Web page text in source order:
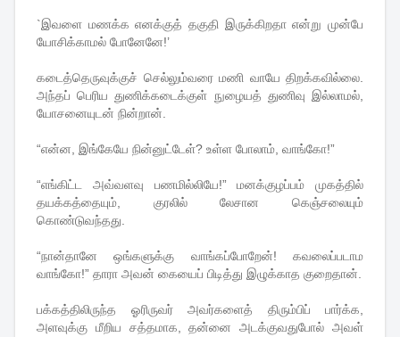
`இவளை மணக்க எனக்குத் தகுதி இருக்கிறதா என்று முன்பே
யோசிக்காமல் போனேனே!’
கடைத்தெருவுக்குச் செல்லும்வரை மணி வாயே திறக்கவில்லை.
அந்தப் பெரிய துணிக்கடைக்குள் நுழையத் துணிவு இல்லாமல்,
யோசனையுடன் நின்றான்.
“என்ன, இங்கேயே நின்னுட்டேள்? உள்ள போலாம், வாங்கோ!”
“எங்கிட்ட அவ்வளவு பணமில்லியே!” மனக்குழப்பம் முகத்தில்
தயக்கத்தையும், குரலில் லேசான கெஞ்சலையும்
கொண்டுவந்தது.
“நான்தானே ஒங்களுக்கு வாங்கப்போறேன்! கவலைப்படாம
வாங்கோ!” தாரா அவன் கையைப் பிடித்து இழுக்காத குறைதான்.
பக்கத்திலிருந்த ஓரிருவர் அவர்களைத் திரும்பிப் பார்க்க,
அளவுக்கு மீறிய சத்தமாக, தன்னை அடக்குவதுபோல் அவள்